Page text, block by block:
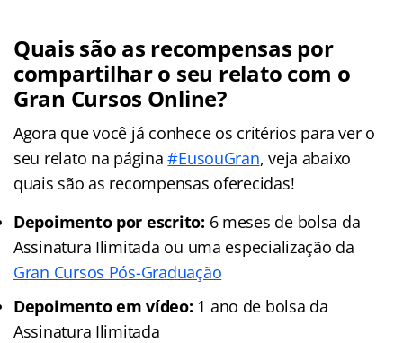
Quais são as recompensas por
compartilhar o seu relato com o
Gran Cursos Online?
Agora que você já conhece os critérios para ver o
seu relato na página#EusouGran, veja abaixo
quais são as recompensas oferecidas!
Depoimento por escrito: 6 meses de bolsa da
Assinatura Ilimitada ou uma especialização da
Gran Cursos Pós-Graduação
Depoimento em vídeo: 1 ano de bolsa da
Assinatura Ilimitada